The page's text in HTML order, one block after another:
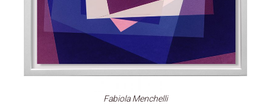
Fabiola Menchelli